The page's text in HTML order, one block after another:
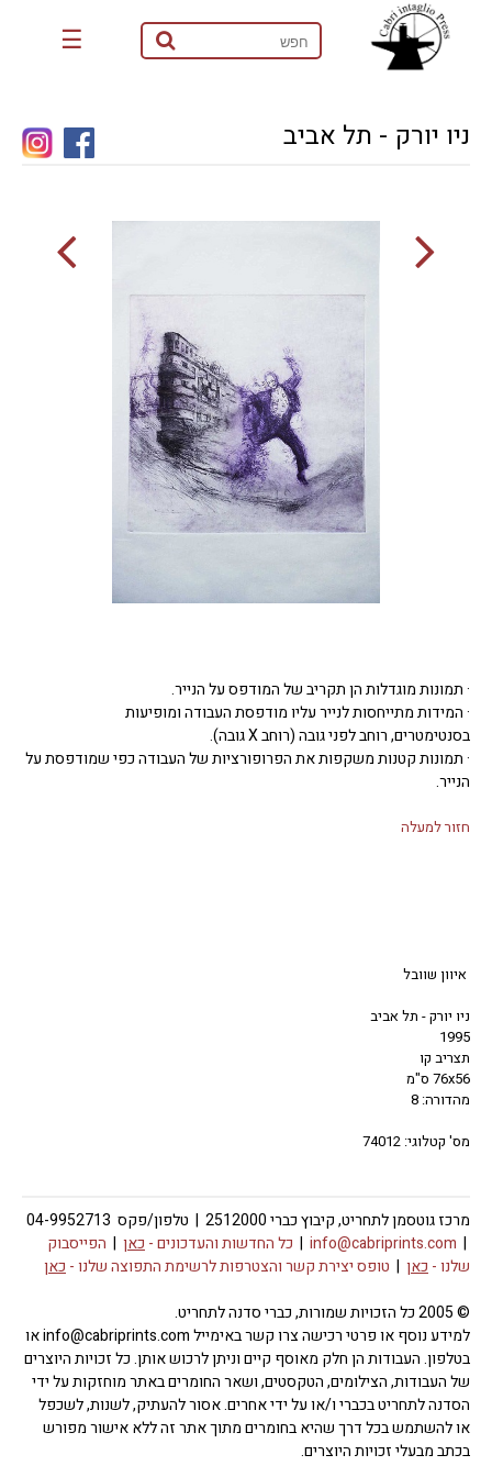
☰
ניו יורק - תל אביב
· תמונות מוגדלות הן תקריב של המודפס על הנייר.
· המידות מתייחסות לנייר עליו מודפסת העבודה ומופיעות
בסנטימטרים, רוחב לפני גובה (רוחב X גובה).
· תמונות קטנות משקפות את הפרופורציות של העבודה כפי שמודפסת על
הנייר.
חזור למעלה
איוון שוובל
ניו יורק - תל אביב
1995
תצריב קו
76x56 ס"מ
מהדורה: 8
מס' קטלוגי: 74012
מרכז גוטסמן לתחריט, קיבוץ כברי 2512000 | טלפון/פקס 04-9952713
|
info@cabriprints.com
| כל החדשות והעדכונים -כאן | הפייסבוק
שלנו -כאן | טופס יצירת קשר והצטרפות לרשימת התפוצה שלנו -כאן
© 2005 כל הזכויות שמורות, כברי סדנה לתחריט.
למידע נוסף או פרטי רכישה צרו קשר באימייל info@cabriprints.com או
בטלפון. העבודות הן חלק מאוסף קיים וניתן לרכוש אותן. כל זכויות היוצרים
של העבודות, הצילומים, הטקסטים, ושאר החומרים באתר מוחזקות על ידי
הסדנה לתחריט בכברי ו/או על ידי אחרים. אסור להעתיק, לשנות, לשכפל
או להשתמש בכל דרך שהיא בחומרים מתוך אתר זה ללא אישור מפורש
בכתב מבעלי זכויות היוצרים.